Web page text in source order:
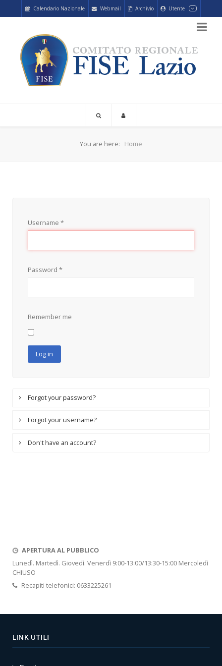
Calendario Nazionale Webmail Archivio Utente
You are here: Home
Username *
Password *
Remember me
Log in
Forgot your password?
Forgot your username?
Don't have an account?
APERTURA AL PUBBLICO
Lunedì. Martedì. Giovedì. Venerdì 9:00-13:00/13:30-15:00 Mercoledì
CHIUSO
Recapiti telefonici: 0633225261
LINK UTILI